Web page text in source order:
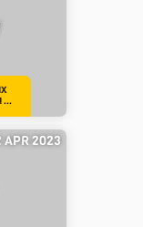
...
APR 2023